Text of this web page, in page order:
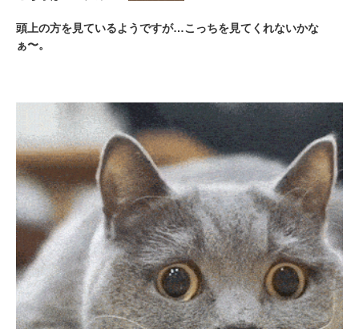
頭上の方を見ているようですが…こっちを見てくれないかな
ぁ〜。